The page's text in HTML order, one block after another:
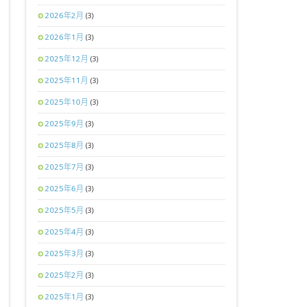
2026年2月 (3)
2026年1月 (3)
2025年12月 (3)
2025年11月 (3)
2025年10月 (3)
2025年9月 (3)
2025年8月 (3)
2025年7月 (3)
2025年6月 (3)
2025年5月 (3)
2025年4月 (3)
2025年3月 (3)
2025年2月 (3)
2025年1月 (3)